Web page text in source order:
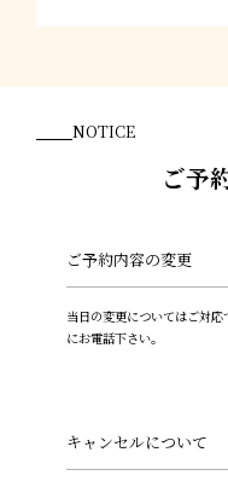
NOTICE
ご予
ご予約内容の変更
当日の変更についてはご対
にお電話下さい。
キャンセルについて